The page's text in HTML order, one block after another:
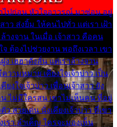
ไปก่อน หัวใจอาวรณ์ มาซ่อน อยู่
ว ส่งยิ้ม ให้คนไปทั่ว แต่เรา เฝ้า
างจาน ในเมื่อ เจ้าสาว คือคน
ต้องไปช่วยงาน พอถึงเวลา เขา
เฮฮาดังลั่น แต่เราล้างจาน
วามหมาย เคียงใจเจ้าบ่าว เป็น
งใจเจ้าบ่าว เพื่อนเจ้าสาว ยัง
ไม่มีใครสน เขาไม่เห็นคน ที่อยู่
ว สวยเด่น นั่งเคียงเจ้าบ่าว ที่เขา
เรา ลำเค็ญ ใครจะมองเห็น